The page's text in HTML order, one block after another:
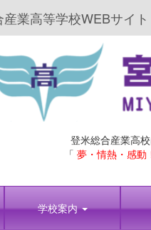
業高等学校WEBサイト
登米総合産業高
「 夢・情熱・感動
学校案内